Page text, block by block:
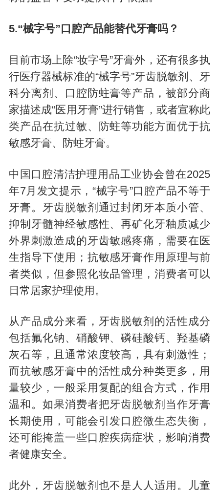
5.“械字号”口腔产品能替代牙膏吗？
目前市场上除“妆字号”牙膏外，还有很多执
行医疗器械标准的“械字号”牙齿脱敏剂、牙
科分离剂、口腔防蛀膏等产品，被部分商
家描述成“医用牙膏”进行销售，或者宣称此
类产品在抗过敏、防蛀等功能方面优于抗
敏感牙膏、防蛀牙膏。
中国口腔清洁护理用品工业协会曾在2025
年7月发文提示，“械字号”口腔产品不等于
牙膏。牙齿脱敏剂通过封闭牙本质小管、
抑制牙髓神经敏感性、再矿化牙釉质减少
外界刺激造成的牙齿敏感疼痛，需要在医
生指导下使用；抗敏感牙膏作用原理与前
者类似，但参照化妆品管理，消费者可以
日常居家护理使用。
从产品成分来看，牙齿脱敏剂的活性成分
包括氟化钠、硝酸钾、磷硅酸钙、羟基磷
灰石等，且通常浓度较高，具有刺激性；
而抗敏感牙膏中的活性成分种类更多，用
量较少，一般采用复配的组合方式，作用
温和。如果消费者把牙齿脱敏剂当作牙膏
长期使用，可能会引发口腔微生态失衡，
还可能掩盖一些口腔疾病症状，影响消费
者健康安全。
此外，牙齿脱敏剂也不是人人适用。儿童